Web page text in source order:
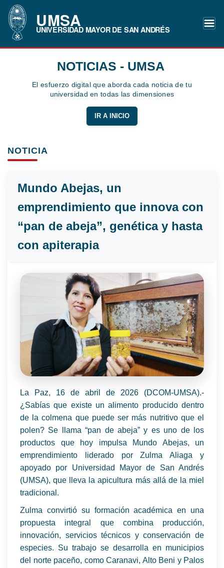
UMSA
UNIVERSIDAD MAYOR DE SAN ANDRÉS
NOTICIAS - UMSA
El esfuerzo digital que aborda cada noticia de tu
universidad en todas las dimensiones
IR A INICIO
NOTICIA
Mundo Abejas, un
emprendimiento que innova con
“pan de abeja”, genética y hasta
con apiterapia
La Paz, 16 de abril de 2026 (DCOM-UMSA).-
¿Sabías que existe un alimento producido dentro
de la colmena que puede ser más nutritivo que el
polen? Se llama “pan de abeja” y es uno de los
productos que hoy impulsa Mundo Abejas, un
emprendimiento liderado por Zulma Aliaga y
apoyado por Universidad Mayor de San Andrés
(UMSA), que lleva la apicultura más allá de la miel
tradicional.
Zulma convirtió su formación académica en una
propuesta integral que combina producción,
innovación, servicios técnicos y conservación de
especies. Su trabajo se desarrolla en municipios
del norte paceño, como Caranavi, Alto Beni y Palos